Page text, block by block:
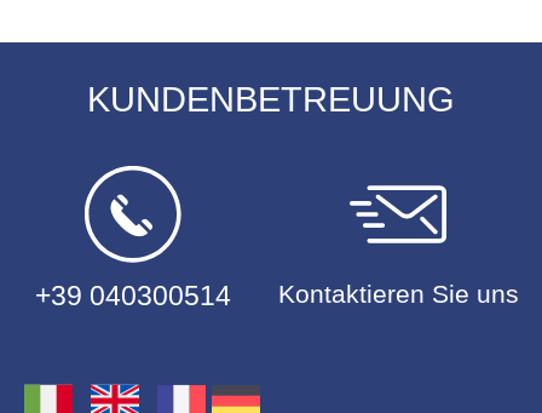
KUNDENBETREUUNG
+39 040300514 Kontaktieren Sie uns